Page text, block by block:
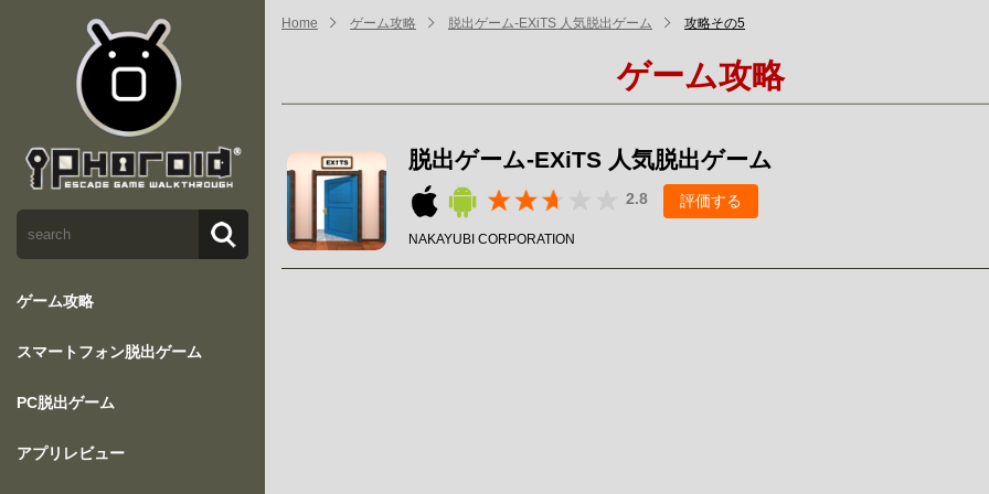
ゲーム攻略
スマートフォン脱出ゲーム
PC脱出ゲーム
アプリレビュー
Home ゲーム攻略 脱出ゲーム-EXiTS 人気脱出ゲーム 攻略その5
ゲーム攻略
脱出ゲーム-EXiTS 人気脱出ゲーム
2.8 評価する
NAKAYUBI CORPORATION